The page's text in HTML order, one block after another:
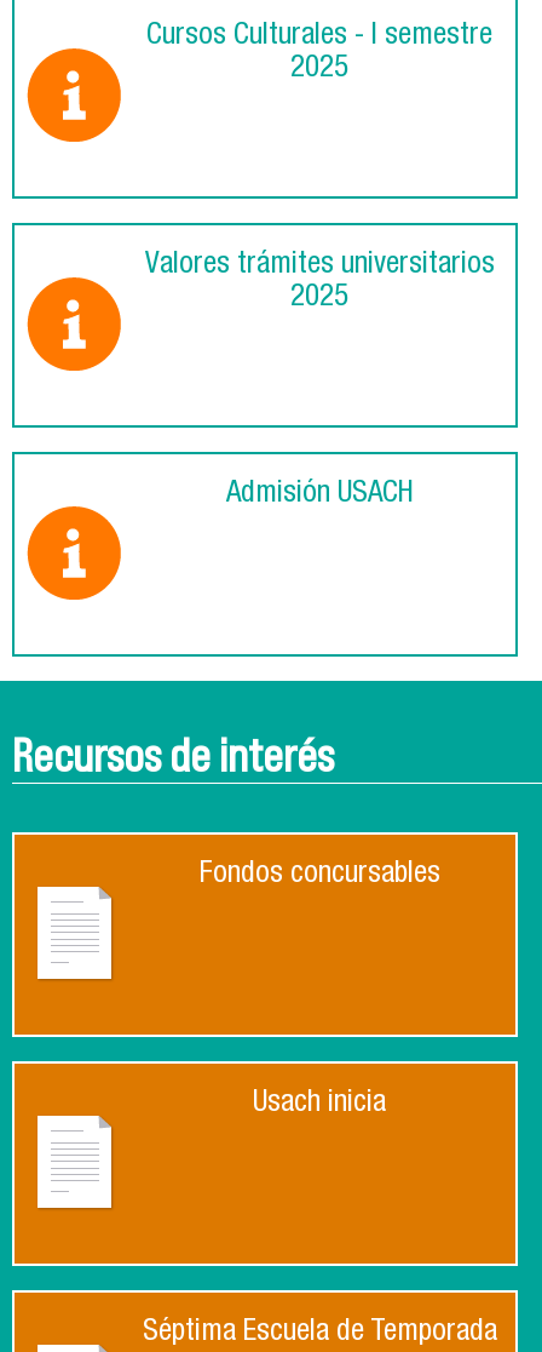
Cursos Culturales - I semestre
2025
Valores trámites universitarios
2025
Admisión USACH
Recursos de interés
Fondos concursables
Usach inicia
Séptima Escuela de Temporada